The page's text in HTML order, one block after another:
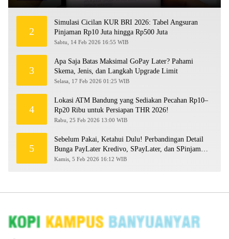
2
Simulasi Cicilan KUR BRI 2026: Tabel Angsuran
Pinjaman Rp10 Juta hingga Rp500 Juta
Sabtu, 14 Feb 2026 16:55 WIB
3
Apa Saja Batas Maksimal GoPay Later? Pahami
Skema, Jenis, dan Langkah Upgrade Limit
Selasa, 17 Feb 2026 01:25 WIB
4
Lokasi ATM Bandung yang Sediakan Pecahan Rp10–
Rp20 Ribu untuk Persiapan THR 2026!
Rabu, 25 Feb 2026 13:00 WIB
5
Sebelum Pakai, Ketahui Dulu! Perbandingan Detail
Bunga PayLater Kredivo, SPayLater, dan SPinjam
2026
Kamis, 5 Feb 2026 16:12 WIB